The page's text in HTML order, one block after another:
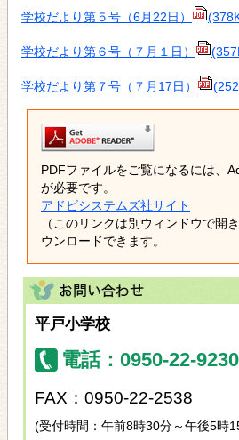
学校だより第５号（6月22日）
学校だより第６号（７月１日）
学校だより第７号（７月17日）
PDFファイルをご覧になるには、
が必要です。
アドビシステムズ社サイト
（このリンクは別ウィンドウで開
ウンロードできます。
平戸小学校
電話：0950-22-9230
FAX：0950-22-2538
(受付時間：午前8時30分～午後5時